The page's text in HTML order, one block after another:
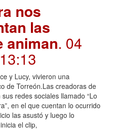
nos
las
animan. 04
y Lucy, vivieron una
de Torreón.Las creadoras de
redes sociales llamado “Lo
en el que cuentan lo ocurrido
las asustó y luego lo
el clip,